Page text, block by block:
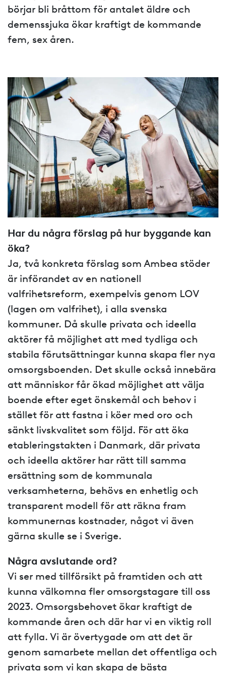
börjar bli bråttom för antalet äldre och
demenssjuka ökar kraftigt de kommande
fem, sex åren.
Har du några förslag på hur byggande kan
öka?
Ja, två konkreta förslag som Ambea stöder
är införandet av en nationell
valfrihetsreform, exempelvis genom LOV
(lagen om valfrihet), i alla svenska
kommuner. Då skulle privata och ideella
aktörer få möjlighet att med tydliga och
stabila förutsättningar kunna skapa fler nya
omsorgsboenden. Det skulle också innebära
att människor får ökad möjlighet att välja
boende efter eget önskemål och behov i
stället för att fastna i köer med oro och
sänkt livskvalitet som följd. För att öka
etableringstakten i Danmark, där privata
och ideella aktörer har rätt till samma
ersättning som de kommunala
verksamheterna, behövs en enhetlig och
transparent modell för att räkna fram
kommunernas kostnader, något vi även
gärna skulle se i Sverige.
Några avslutande ord?
Vi ser med tillförsikt på framtiden och att
kunna välkomna fler omsorgstagare till oss
2023. Omsorgsbehovet ökar kraftigt de
kommande åren och där har vi en viktig roll
att fylla. Vi är övertygade om att det är
genom samarbete mellan det offentliga och
privata som vi kan skapa de bästa